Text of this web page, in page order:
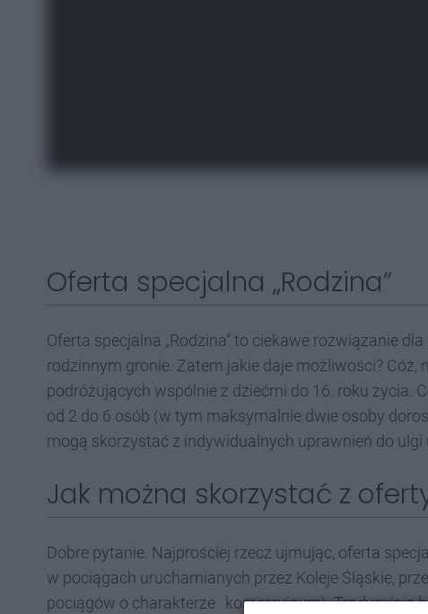
Oferta specjalna „Rodzina”
Oferta specjalna „Rodzina” to ciekawe rozwiązanie
rodzinnym gronie. Zatem jakie daje możliwości? Cóż,
podróżujących wspólnie z dziećmi do 16. roku życia.
od 2 do 6 osób (w tym maksymalnie dwie osoby
mogą skorzystać z indywidualnych uprawnień do ulgi
Jak można skorzystać z
Dobre pytanie. Najprościej rzecz ujmując, oferta
w pociągach uruchamianych przez Koleje Śląskie,
pociągów o charakterze komercyjnym). Tradycyjnie